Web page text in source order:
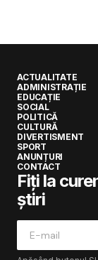
ACTUALITATE
ADMINISTRAȚIE
EDUCAȚIE
SOCIAL
POLITICĂ
CULTURĂ
DIVERTISMENT
SPORT
ANUNȚURI
CONTACT
Fiți la
știri